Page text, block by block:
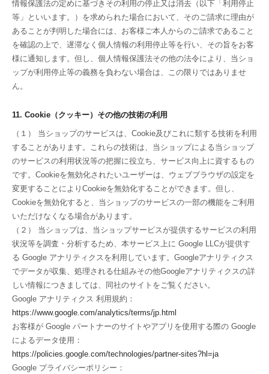
情報保護法の定めに基づきその利用の停止又は消去（以下「利用停止
等」といいます。）を求められた場合において、そのご請求に理由が
あることが判明した場合には、お客様ご本人からのご請求であること
を確認の上で、遅滞なく個人情報の利用停止等を行い、その旨をお客
様に通知します。但し、個人情報保護法その他の法令により、当ショ
ップが利用停止等の義務を負わない場合は、この限りではありませ
ん。
11. Cookie（クッキー）その他の技術の利用
（１） 当ショップのサービスは、Cookie及びこれに類する技術を利用
することがあります。これらの技術は、当ショップによる当ショップ
のサービスの利用状況等の把握に役立ち、サービス向上に資するもの
です。Cookieを無効化されたいユーザーは、ウェブブラウザの設定を
変更することによりCookieを無効化することができます。但し、
Cookieを無効化すると、当ショップのサービスの一部の機能をご利用
いただけなくなる場合があります。
（２） 当ショップは、当ショップサービスが提供するサービスの利用
状況等を調査・分析するため、本サービス上に Google LLCが提供す
る Google アナリティクスを利用しています。Googleアナリティクス
でデータが収集、処理される仕組みその他Googleアナリティクスの詳
しい情報につきましては、同社のサイトをご覧ください。
Google アナリティクス 利用規約：
https://www.google.com/analytics/terms/jp.html
お客様が Google パートナーのサイトやアプリを使用する際の Google
によるデータ使用：
https://policies.google.com/technologies/partner-sites?hl=ja
Google プライバシーポリシー：